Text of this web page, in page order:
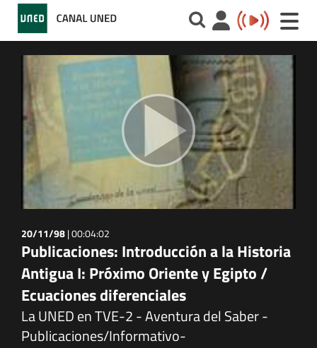
Toggle
20/11/98|00:04:02
Publicaciones: Introducción a la Historia
Antigua I: Próximo Oriente y Egipto /
Ecuaciones diferenciales
La UNED en TVE-2 - Aventura del Saber -
Publicaciones/Informativo-